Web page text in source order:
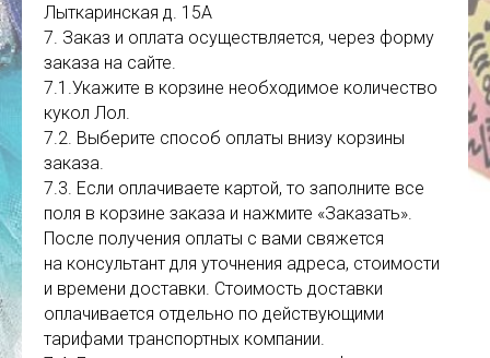
Лыткаринская д. 15А
7. Заказ и оплата осуществляется, через форму
заказа на сайте.
7.1.Укажите в корзине необходимое количество
кукол Лол.
7.2. Выберите способ оплаты внизу корзины
заказа.
7.3. Если оплачиваете картой, то заполните все
поля в корзине заказа и нажмите «Заказать».
После получения оплаты с вами свяжется
на консультант для уточнения адреса, стоимости
и времени доставки. Стоимость доставки
оплачивается отдельно по действующими
тарифами транспортных компании.